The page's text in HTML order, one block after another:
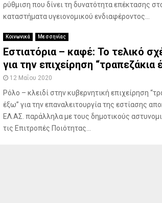
ρύθμιση που δίνει τη δυνατότητα επέκτασης
καταστήματα υγειονομικού ενδιαφέροντος...
Κοινωνικά Μεσσηνίας
Εστιατόρια – καφέ: Το τελικό
για την επιχείρηση “τραπεζάκια
12 Μαΐου 2020
Ρόλο – κλειδί στην κυβερνητική επιχείρηση
έξω” για την επαναλειτουργία της εστίασης
ΕΛ.ΑΣ. παράλληλα με τους δημοτικούς
τις Επιτροπές Ποιότητας...